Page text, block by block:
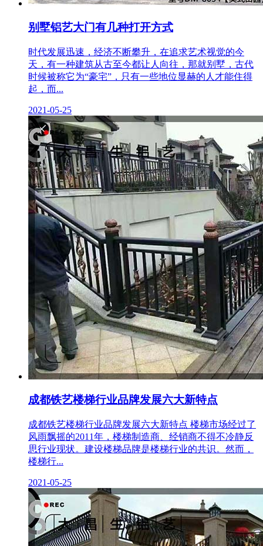
别墅铝艺大门有几种打开方式
时代发展迅速，经济不断攀升，在追求艺术视觉的今
天，有一种建筑从古至今都让人向往，那就别墅，古代
时候被称它为“豪宅”，只有一些地位显赫的人才能住得
起，而...
2021-05-25
成都铁艺楼梯行业品牌发展六大新特点
成都铁艺楼梯行业品牌发展六大新特点 楼梯市场经过了
风雨飘摇的2011年，楼梯制造商、经销商不得不冷静反
思行业现状。建设楼梯品牌是楼梯行业的共识。然而，
楼梯行...
2021-05-25